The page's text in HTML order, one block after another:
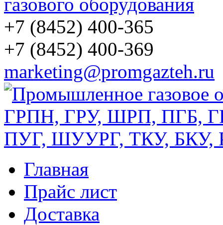
+7 (8452) 400-365
+7 (8452) 400-369
marketing@promgazteh.ru
Главная
Прайс лист
Доставка